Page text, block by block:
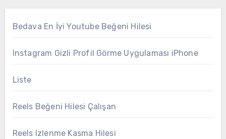
Bedava En İyi Youtube Beğeni Hilesi
Instagram Gizli Profil Görme Uygulaması iPhone
Liste
Reels Beğeni Hilesi Çalışan
Reels Izlenme Kasma Hilesi